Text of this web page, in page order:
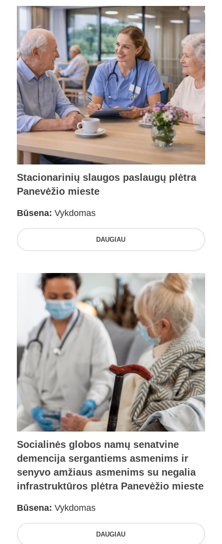
Stacionarinių slaugos paslaugų plėtra
Panevėžio mieste
Būsena: Vykdomas
DAUGIAU
Socialinės globos namų senatvine
demencija sergantiems asmenims ir
senyvo amžiaus asmenims su negalia
infrastruktūros plėtra Panevėžio mieste
Būsena: Vykdomas
DAUGIAU